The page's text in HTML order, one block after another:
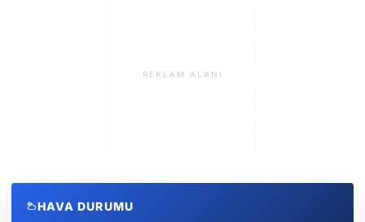
REKLAM ALANI
HAVA DURUMU